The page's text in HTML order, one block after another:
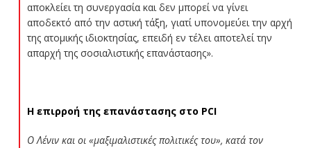
αποκλείει τη συνεργασία και δεν μπορεί να γίνει
αποδεκτό από την αστική τάξη, γιατί υπονομεύει την αρχή
της ατομικής ιδιοκτησίας, επειδή εν τέλει αποτελεί την
απαρχή της σοσιαλιστικής επανάστασης».
Η επιρροή της επανάστασης στο PCI
Ο Λένιν και οι «μαξιμαλιστικές πολιτικές του», κατά τον